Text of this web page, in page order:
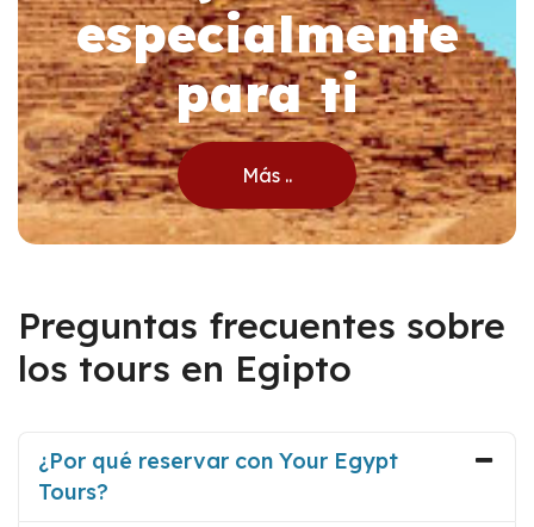
especialmente
para ti
Más ..
Preguntas frecuentes sobre
los tours en Egipto
¿Por qué reservar con Your Egypt
Tours?